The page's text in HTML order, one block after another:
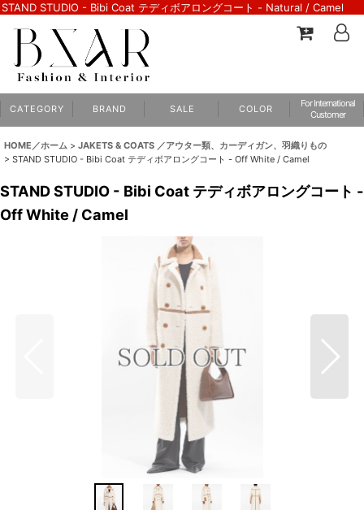
STAND STUDIO - Bibi Coat テディボアロングコート - Natural / Camel
C A T E G O R Y B R A N D S A L E C O L O R
For International
Customer
HOME／ホーム > JAKETS & COATS ／アウター類、カーディガン、羽織りもの
> STAND STUDIO - Bibi Coat テディボアロングコート - Off White / Camel
STAND STUDIO - Bibi Coat テディボアロングコート -
Off White / Camel